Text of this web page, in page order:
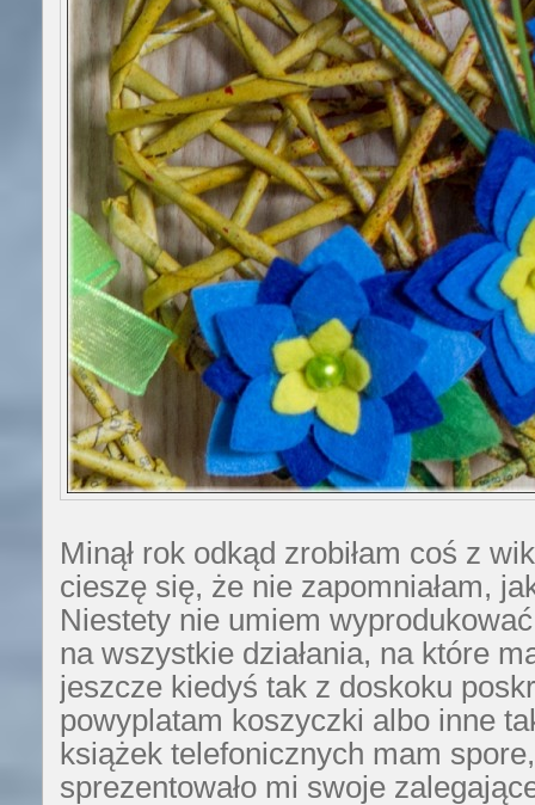
Minął rok odkąd zrobiłam coś z
cieszę się, że nie zapomniałam,
Niestety nie umiem
na wszystkie działania, na które
jeszcze kiedyś tak z doskoku
powyplatam koszyczki albo inne
książek telefonicznych mam
sprezentowało mi swoje